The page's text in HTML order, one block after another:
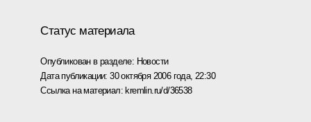
Статус материала
Опубликован в разделе: Новости
Дата публикации:30 октября 2006 года, 22:30
Ссылка на материал:kremlin.ru/d/36538